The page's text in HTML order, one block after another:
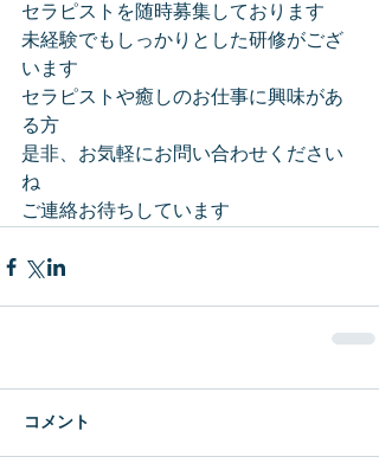
セラピストを随時募集しております
未経験でもしっかりとした研修がござ
います
セラピストや癒しのお仕事に興味があ
る方
是非、お気軽にお問い合わせください
ね
ご連絡お待ちしています
コメント